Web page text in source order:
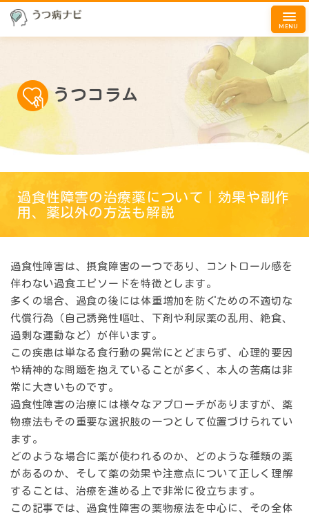
MENU
うつコラム
過食性障害の治療薬について｜効果や副作
用、薬以外の方法も解説
過食性障害は、摂食障害の一つであり、コントロール感を
伴わない過食エピソードを特徴とします。
多くの場合、過食の後には体重増加を防ぐための不適切な
代償行為（自己誘発性嘔吐、下剤や利尿薬の乱用、絶食、
過剰な運動など）が伴います。
この疾患は単なる食行動の異常にとどまらず、心理的要因
や精神的な問題を抱えていることが多く、本人の苦痛は非
常に大きいものです。
過食性障害の治療には様々なアプローチがありますが、薬
物療法もその重要な選択肢の一つとして位置づけられてい
ます。
どのような場合に薬が使われるのか、どのような種類の薬
があるのか、そして薬の効果や注意点について正しく理解
することは、治療を進める上で非常に役立ちます。
この記事では、過食性障害の薬物療法を中心に、その全体